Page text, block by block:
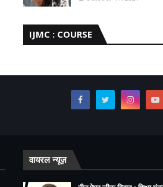
IJMC : COURSE
वायरल न्यूज़